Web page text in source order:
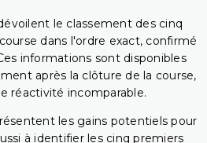
le classement des cinq
dans l'ordre exact, confirmé
informations sont disponibles
après la clôture de la course,
réactivité incomparable.
les gains potentiels pour
à identifier les cinq premiers